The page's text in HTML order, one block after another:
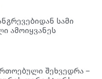
სამი
ამოიყვანეს
შეხვედრა –